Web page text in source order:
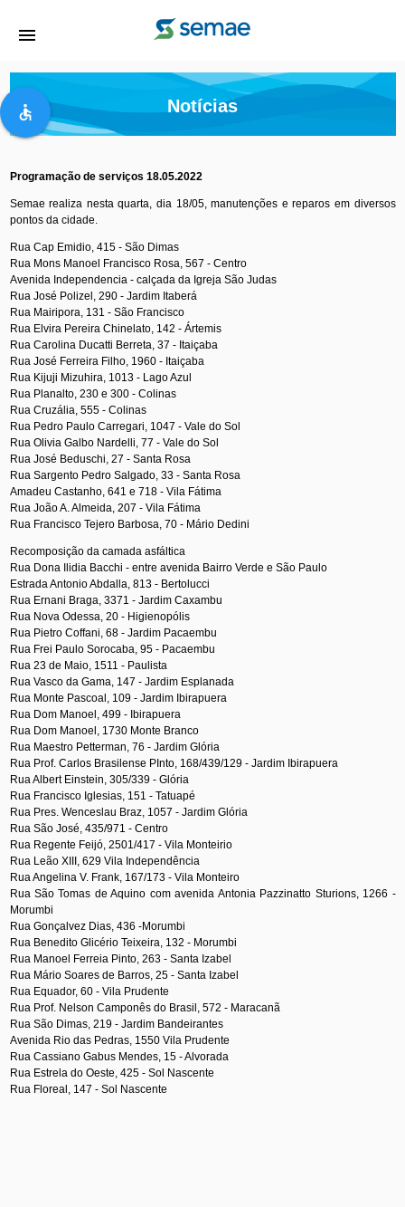
menu
accessible Notícias
Programação de serviços 18.05.2022
Semae realiza nesta quarta, dia 18/05, manutenções e reparos em diversos
pontos da cidade.
Rua Cap Emidio, 415 - São Dimas
Rua Mons Manoel Francisco Rosa, 567 - Centro
Avenida Independencia - calçada da Igreja São Judas
Rua José Polizel, 290 - Jardim Itaberá
Rua Mairipora, 131 - São Francisco
Rua Elvira Pereira Chinelato, 142 - Ártemis
Rua Carolina Ducatti Berreta, 37 - Itaiçaba
Rua José Ferreira Filho, 1960 - Itaiçaba
Rua Kijuji Mizuhira, 1013 - Lago Azul
Rua Planalto, 230 e 300 - Colinas
Rua Cruzália, 555 - Colinas
Rua Pedro Paulo Carregari, 1047 - Vale do Sol
Rua Olivia Galbo Nardelli, 77 - Vale do Sol
Rua José Beduschi, 27 - Santa Rosa
Rua Sargento Pedro Salgado, 33 - Santa Rosa
Amadeu Castanho, 641 e 718 - Vila Fátima
Rua João A. Almeida, 207 - Vila Fátima
Rua Francisco Tejero Barbosa, 70 - Mário Dedini
Recomposição da camada asfáltica
Rua Dona Ilidia Bacchi - entre avenida Bairro Verde e São Paulo
Estrada Antonio Abdalla, 813 - Bertolucci
Rua Ernani Braga, 3371 - Jardim Caxambu
Rua Nova Odessa, 20 - Higienopólis
Rua Pietro Coffani, 68 - Jardim Pacaembu
Rua Frei Paulo Sorocaba, 95 - Pacaembu
Rua 23 de Maio, 1511 - Paulista
Rua Vasco da Gama, 147 - Jardim Esplanada
Rua Monte Pascoal, 109 - Jardim Ibirapuera
Rua Dom Manoel, 499 - Ibirapuera
Rua Dom Manoel, 1730 Monte Branco
Rua Maestro Petterman, 76 - Jardim Glória
Rua Prof. Carlos Brasilense PInto, 168/439/129 - Jardim Ibirapuera
Rua Albert Einstein, 305/339 - Glória
Rua Francisco Iglesias, 151 - Tatuapé
Rua Pres. Wenceslau Braz, 1057 - Jardim Glória
Rua São José, 435/971 - Centro
Rua Regente Feijó, 2501/417 - Vila Monteirio
Rua Leão XIII, 629 Vila Independência
Rua Angelina V. Frank, 167/173 - Vila Monteiro
Rua São Tomas de Aquino com avenida Antonia Pazzinatto Sturions, 1266 -
Morumbi
Rua Gonçalvez Dias, 436 -Morumbi
Rua Benedito Glicério Teixeira, 132 - Morumbi
Rua Manoel Ferreia Pinto, 263 - Santa Izabel
Rua Mário Soares de Barros, 25 - Santa Izabel
Rua Equador, 60 - Vila Prudente
Rua Prof. Nelson Camponês do Brasil, 572 - Maracanã
Rua São Dimas, 219 - Jardim Bandeirantes
Avenida Rio das Pedras, 1550 Vila Prudente
Rua Cassiano Gabus Mendes, 15 - Alvorada
Rua Estrela do Oeste, 425 - Sol Nascente
Rua Floreal, 147 - Sol Nascente